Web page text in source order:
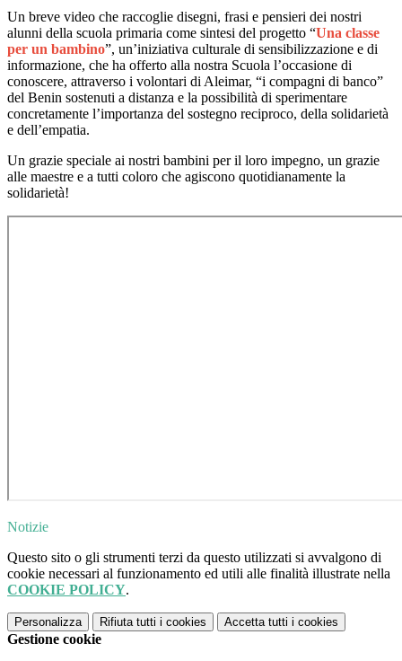
Un breve video che raccoglie disegni, frasi e pensieri dei nostri
alunni della scuola primaria come sintesi del progetto “Una classe
per un bambino”, un’iniziativa culturale di sensibilizzazione e di
informazione, che ha offerto alla nostra Scuola l’occasione di
conoscere, attraverso i volontari di Aleimar, “i compagni di banco”
del Benin sostenuti a distanza e la possibilità di sperimentare
concretamente l’importanza del sostegno reciproco, della solidarietà
e dell’empatia.
Un grazie speciale ai nostri bambini per il loro impegno, un grazie
alle maestre e a tutti coloro che agiscono quotidianamente la
solidarietà!
Notizie
Questo sito o gli strumenti terzi da questo utilizzati si avvalgono di
cookie necessari al funzionamento ed utili alle finalità illustrate nella
COOKIE POLICY.
Personalizza Rifiuta tutti i cookies Accetta tutti i cookies
Gestione cookie